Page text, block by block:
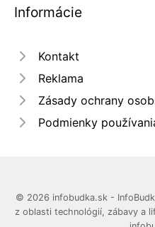
Informácie
Kontakt
Reklama
Zásady ochrany
Podmienky
© 2026 infobudka.sk -
z oblasti technológií, zábavy a